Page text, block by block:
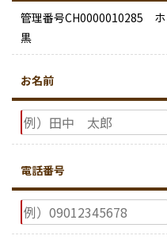
管理番号CH0000010285
黒
お名前
電話番号